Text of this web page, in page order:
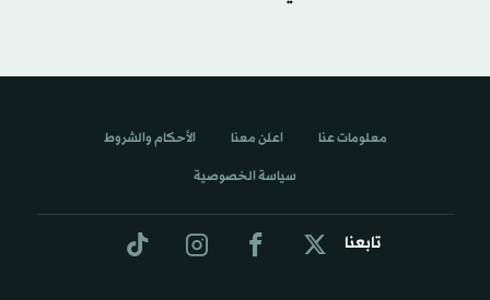
تابعنا
معلومات عنا اعلن معنا الأحكام والشروط
سياسة الخصوصية